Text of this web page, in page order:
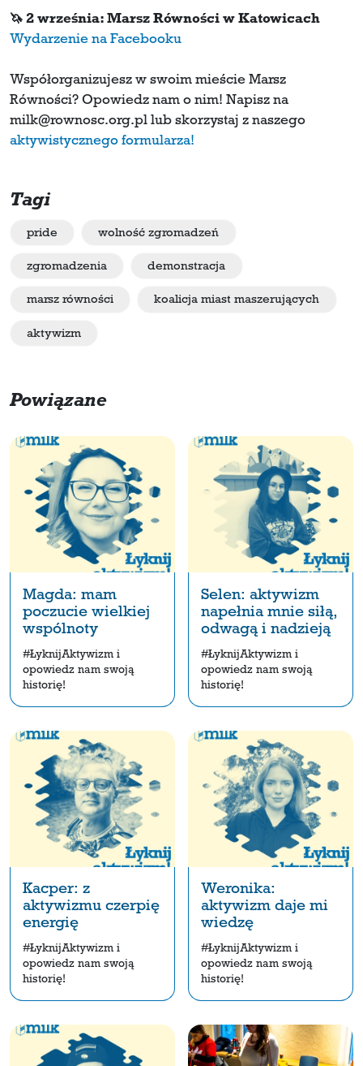
🦄 2 września: Marsz Równości w Katowicach
Wydarzenie na Facebooku
Współorganizujesz w swoim mieście Marsz
Równości? Opowiedz nam o nim! Napisz na
milk@rownosc.org.pl lub skorzystaj z naszego
aktywistycznego formularza!
Tagi
pride wolność zgromadzeń
zgromadzenia demonstracja
marsz równości koalicja miast maszerujących
aktywizm
Powiązane
Magda: mam
poczucie wielkiej
wspólnoty
#ŁyknijAktywizm i
opowiedz nam swoją
historię!
Selen: aktywizm
napełnia mnie siłą,
odwagą i nadzieją
#ŁyknijAktywizm i
opowiedz nam swoją
historię!
Kacper: z
aktywizmu czerpię
energię
#ŁyknijAktywizm i
opowiedz nam swoją
historię!
Weronika:
aktywizm daje mi
wiedzę
#ŁyknijAktywizm i
opowiedz nam swoją
historię!